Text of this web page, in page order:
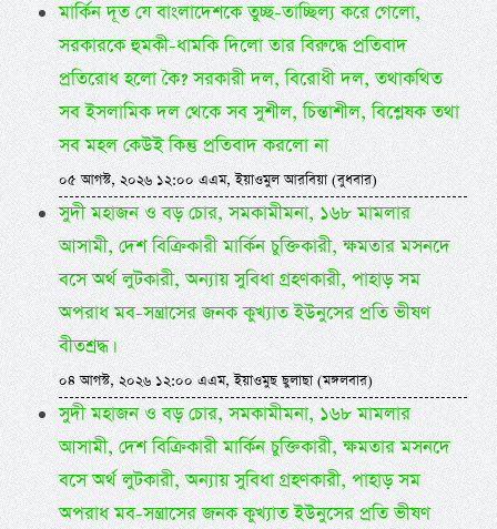
মার্কিন দূত যে বাংলাদেশকে তুচ্ছ-তাচ্ছিল্য করে গেলো,
সরকারকে হুমকী-ধামকি দিলো তার বিরুদ্ধে প্রতিবাদ
প্রতিরোধ হলো কৈ? সরকারী দল, বিরোধী দল, তথাকথিত
সব ইসলামিক দল থেকে সব সুশীল, চিন্তাশীল, বিশ্লেষক তথা
সব মহল কেউই কিন্তু প্রতিবাদ করলো না
০৫ আগস্ট, ২০২৬ ১২:০০ এএম, ইয়াওমুল আরবিয়া (বুধবার)
সুদী মহাজন ও বড় চোর, সমকামীমনা, ১৬৮ মামলার
আসামী, দেশ বিক্রিকারী মার্কিন চুক্তিকারী, ক্ষমতার মসনদে
বসে অর্থ লুটকারী, অন্যায় সুবিধা গ্রহণকারী, পাহাড় সম
অপরাধ মব-সন্ত্রাসের জনক কুখ্যাত ইউনুসের প্রতি ভীষণ
বীতশ্রদ্ধ।
০৪ আগস্ট, ২০২৬ ১২:০০ এএম, ইয়াওমুছ ছুলাছা (মঙ্গলবার)
সুদী মহাজন ও বড় চোর, সমকামীমনা, ১৬৮ মামলার
আসামী, দেশ বিক্রিকারী মার্কিন চুক্তিকারী, ক্ষমতার মসনদে
বসে অর্থ লুটকারী, অন্যায় সুবিধা গ্রহণকারী, পাহাড় সম
অপরাধ মব-সন্ত্রাসের জনক কুখ্যাত ইউনুসের প্রতি ভীষণ